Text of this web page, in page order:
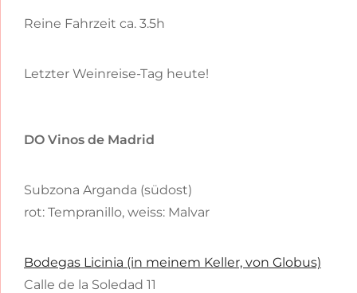
Reine Fahrzeit ca. 3.5h
Letzter Weinreise-Tag heute!
DO Vinos de Madrid
Subzona Arganda (südost)
rot: Tempranillo, weiss: Malvar
Bodegas Licinia (in meinem Keller, von Globus)
Calle de la Soledad 11